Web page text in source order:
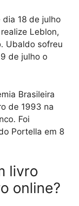
18 de julho
Leblon,
Ubaldo sofreu
de julho o
Brasileira
de 1993 na
Foi
Portella em 8
livro
online?